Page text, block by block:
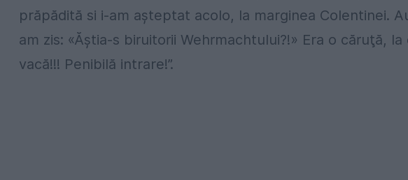
prăpădită si i-am aşteptat acolo, la marginea Colentinei.
am zis: «Ăştia-s biruitorii Wehrmachtului?!» Era o căruţă,
vacă!!! Penibilă intrare!”.